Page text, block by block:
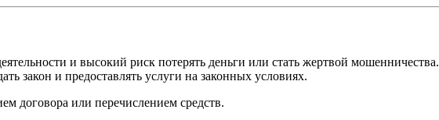
и высокий риск потерять деньги или стать жертвой мошенничества.
закон и предоставлять услуги на законных условиях.
договора или перечислением средств.